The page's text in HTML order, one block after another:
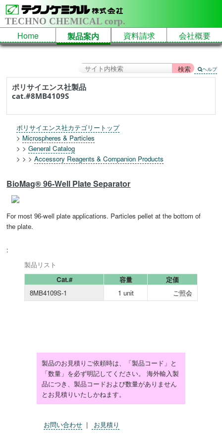
TECHNO CHEMICAL corp.
Home 製品案内 資料請求 会社概要
ヘルプ
ポリサイエンス社製品
cat.#8MB4109S
ポリサイエンス社カテゴリートップ
> Microspheres & Particles
> >General Catalog
> > >Accessory Reagents & Companion Products
BioMag® 96-Well Plate Separator
For most 96-well plate applications. Particles pellet at the bottom of
the plate.
:
製品リスト
Cat.#
容量
定価
8MB4109S-1
1 unit ご照会
製品のお見積りご依頼時は、「製品コード」と
「数量」を必ず明記してください。 海外輸入製
品につき、製品コードおよび数量がありません
とお見積りいたしかねます。
お問い合わせ | お見積り